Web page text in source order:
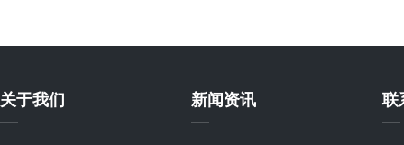
关于我们 新闻资讯 联